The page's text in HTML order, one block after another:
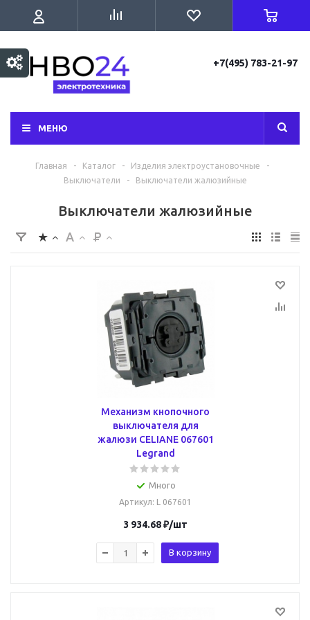
+7(495) 783-21-97
МЕНЮ
Главная - Каталог - Изделия электроустановочные
-
Выключатели
- Выключатели жалюзийные
Выключатели жалюзийные
Механизм кнопочного
выключателя для
жалюзи CELIANE 067601
Legrand
Много
Артикул: L 067601
3 934.68₽/шт
В корзину